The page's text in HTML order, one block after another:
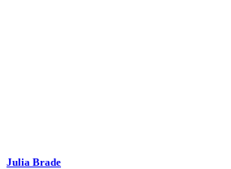
Julia Brade